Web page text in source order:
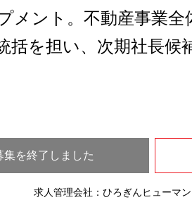
メント。不動産事業
括を担い、次期社長
集を終了しました
求人管理会社：ひろぎんヒューマ